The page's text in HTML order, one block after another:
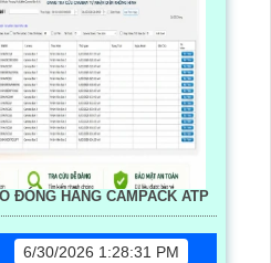
ĐÓNG HÀNG CAMPACK ATP
6/30/2026 1:28:31 PM